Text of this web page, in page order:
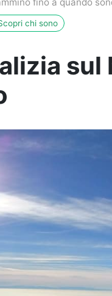
chi sono
sul